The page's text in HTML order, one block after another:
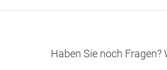
Haben Sie noch